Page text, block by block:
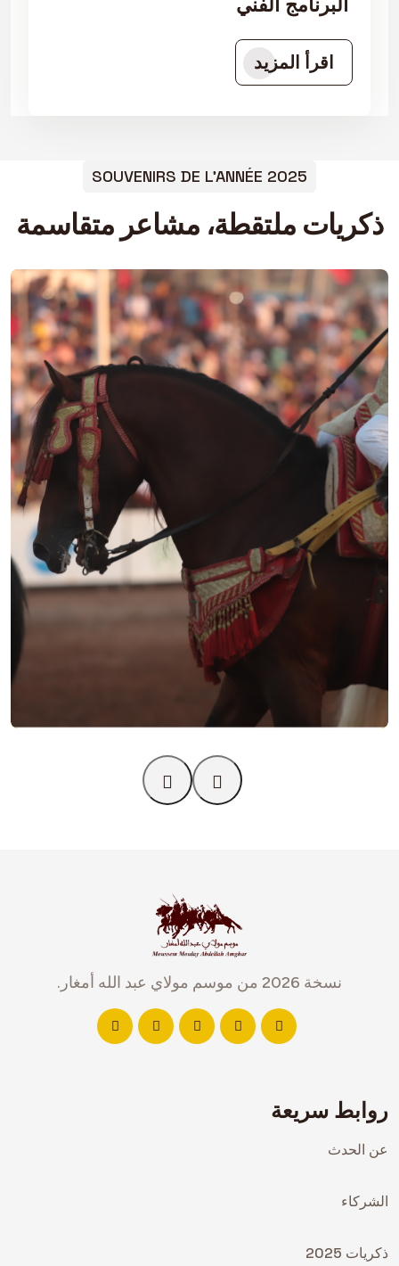
اقرأ المزيد
SOUVENIRS DE L'ANNÉE 2025
ذكريات ملتقطة، مشاعر متقاسمة
نسخة 2026 من موسم مولاي عبد الله أمغار.
روابط سريعة
عن الحدث
الشركاء
ذكريات 2025